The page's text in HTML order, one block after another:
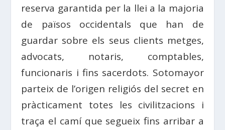
reserva garantida per la llei a la majoria
de països occidentals que han de
guardar sobre els seus clients metges,
advocats, notaris, comptables,
funcionaris i fins sacerdots. Sotomayor
parteix de l’origen religiós del secret en
pràcticament totes les civilitzacions i
traça el camí que segueix fins arribar a